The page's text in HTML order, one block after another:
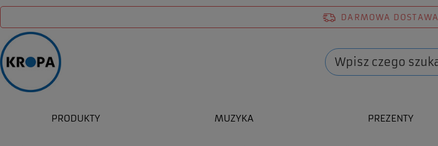
DARMOWA DOSTAWA
PRODUKTY MUZYKA PREZENTY